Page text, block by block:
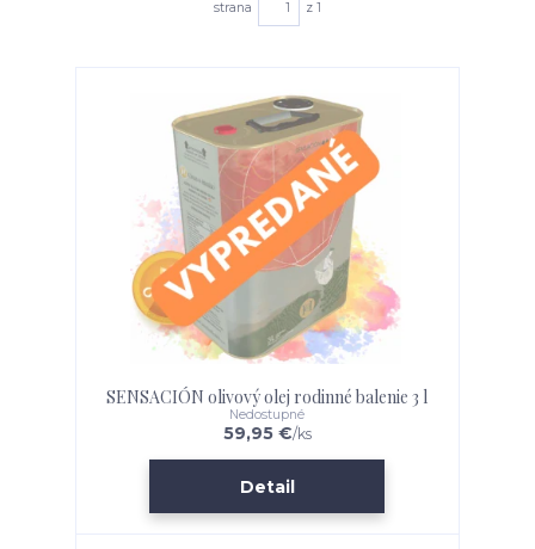
strana
z 1
SENSACIÓN olivový olej rodinné balenie 3 l
59,95 €/ks
Nedostupné
Detail